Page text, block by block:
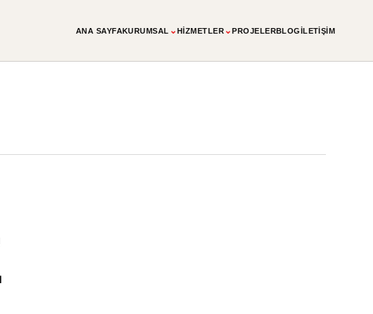
ANA SAYFAKURUMSAL ⌄HIZMETLER⌄PROJELERBLOGİLETIŞIM